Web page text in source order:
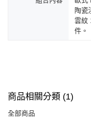
陶瓷
雲紋
件。
商品相關分類 (1)
全部商品